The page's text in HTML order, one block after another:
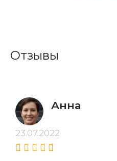
Отзывы
Анна
23.07.2022